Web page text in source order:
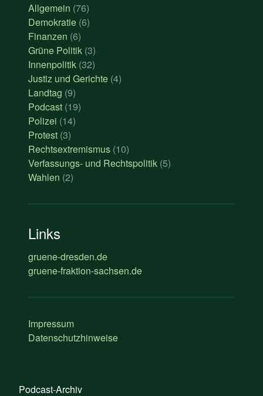
Allgemein (76)
Demokratie (6)
Finanzen (6)
Grüne Politik (3)
Innenpolitik (32)
Justiz und Gerichte (4)
Landtag (9)
Podcast (19)
Polizei (14)
Protest (3)
Rechtsextremismus (10)
Verfassungs- und Rechtspolitik (5)
Wahlen (2)
Links
gruene-dresden.de
gruene-fraktion-sachsen.de
Impressum
Datenschutzhinweise
Podcast-Archiv